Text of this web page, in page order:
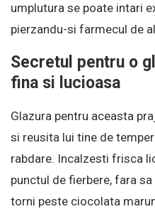
umplutura se poate intari
pierzandu-si farmecul de
Secretul pentru o
fina si lucioasa
Glazura pentru aceasta
si reusita lui tine de
rabdare. Incalzesti frisca
punctul de fierbere, fara
torni peste ciocolata